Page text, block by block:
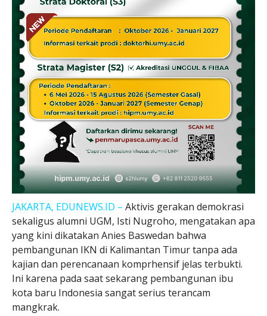
JAKARTA, EDUNEWS.ID – Aktivis gerakan demokrasi
sekaligus alumni UGM, Isti Nugroho, mengatakan apa
yang kini dikatakan Anies Baswedan bahwa
pembangunan IKN di Kalimantan Timur tanpa ada
kajian dan perencanaan komprhensif jelas terbukti.
Ini karena pada saat sekarang pembangunan ibu
kota baru Indonesia sangat serius terancam
mangkrak.